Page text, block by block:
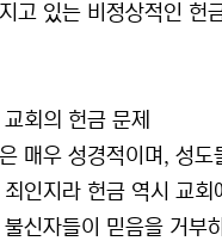
고 있는 비정상적인 헌
회의 헌금 문제
매우 성경적이며, 성
인지라 헌금 역시 교
불신자들이 믿음을 거부